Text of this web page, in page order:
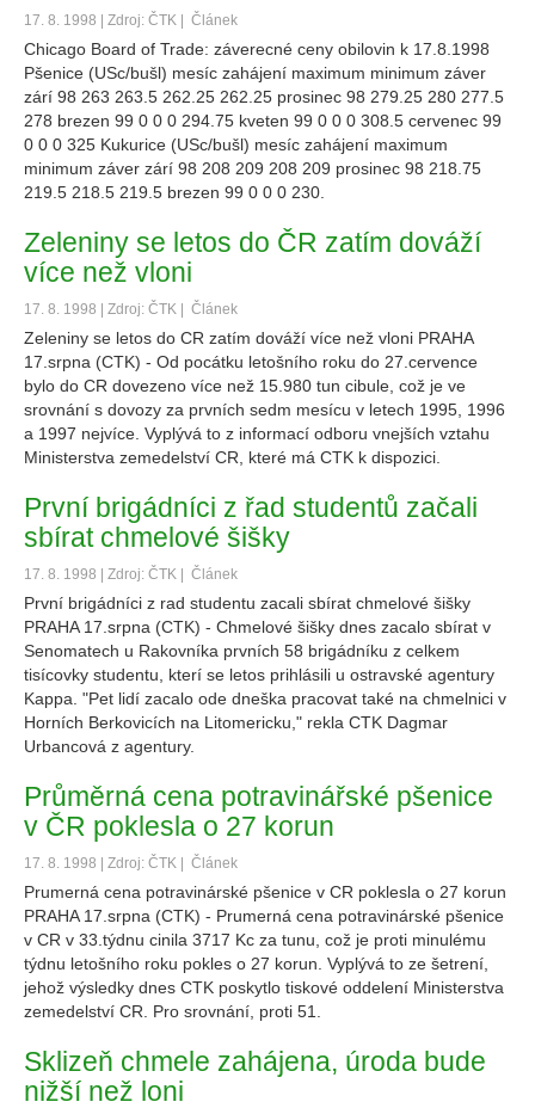
17. 8. 1998 | Zdroj: ČTK | Článek
Chicago Board of Trade: záverecné ceny obilovin k 17.8.1998
Pšenice (USc/bušl) mesíc zahájení maximum minimum záver
zárí 98 263 263.5 262.25 262.25 prosinec 98 279.25 280 277.5
278 brezen 99 0 0 0 294.75 kveten 99 0 0 0 308.5 cervenec 99
0 0 0 325 Kukurice (USc/bušl) mesíc zahájení maximum
minimum záver zárí 98 208 209 208 209 prosinec 98 218.75
219.5 218.5 219.5 brezen 99 0 0 0 230.
Zeleniny se letos do ČR zatím dováží
více než vloni
17. 8. 1998 | Zdroj: ČTK | Článek
Zeleniny se letos do CR zatím dováží více než vloni PRAHA
17.srpna (CTK) - Od pocátku letošního roku do 27.cervence
bylo do CR dovezeno více než 15.980 tun cibule, což je ve
srovnání s dovozy za prvních sedm mesícu v letech 1995, 1996
a 1997 nejvíce. Vyplývá to z informací odboru vnejších vztahu
Ministerstva zemedelství CR, které má CTK k dispozici.
První brigádníci z řad studentů začali
sbírat chmelové šišky
17. 8. 1998 | Zdroj: ČTK | Článek
První brigádníci z rad studentu zacali sbírat chmelové šišky
PRAHA 17.srpna (CTK) - Chmelové šišky dnes zacalo sbírat v
Senomatech u Rakovníka prvních 58 brigádníku z celkem
tisícovky studentu, kterí se letos prihlásili u ostravské agentury
Kappa. "Pet lidí zacalo ode dneška pracovat také na chmelnici v
Horních Berkovicích na Litomericku," rekla CTK Dagmar
Urbancová z agentury.
Průměrná cena potravinářské pšenice
v ČR poklesla o 27 korun
17. 8. 1998 | Zdroj: ČTK | Článek
Prumerná cena potravinárské pšenice v CR poklesla o 27 korun
PRAHA 17.srpna (CTK) - Prumerná cena potravinárské pšenice
v CR v 33.týdnu cinila 3717 Kc za tunu, což je proti minulému
týdnu letošního roku pokles o 27 korun. Vyplývá to ze šetrení,
jehož výsledky dnes CTK poskytlo tiskové oddelení Ministerstva
zemedelství CR. Pro srovnání, proti 51.
Sklizeň chmele zahájena, úroda bude
nižší než loni